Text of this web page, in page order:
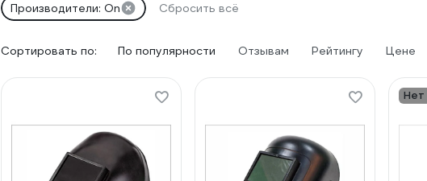
Производители: On Сбросить всё
Сортировать по: По популярности Отзывам Рейтингу Цене
Нет